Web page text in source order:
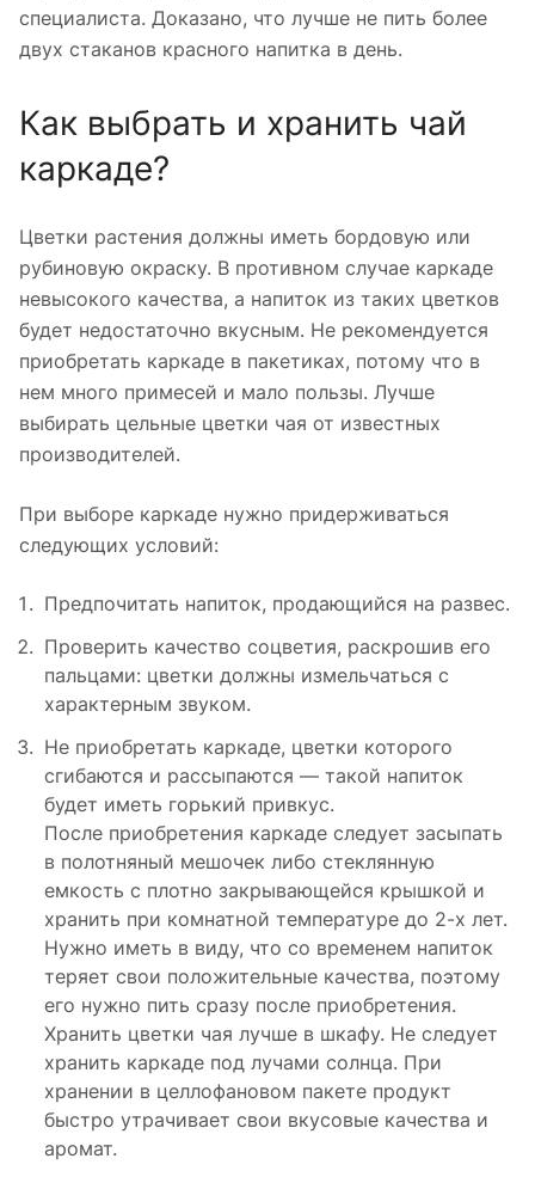
специалиста. Доказано, что лучше не пить более
двух стаканов красного напитка в день.
Как выбрать и хранить чай
каркаде?
Цветки растения должны иметь бордовую или
рубиновую окраску. В противном случае каркаде
невысокого качества, а напиток из таких цветков
будет недостаточно вкусным. Не рекомендуется
приобретать каркаде в пакетиках, потому что в
нем много примесей и мало пользы. Лучше
выбирать цельные цветки чая от известных
производителей.
При выборе каркаде нужно придерживаться
следующих условий:
Предпочитать напиток, продающийся на развес.
Проверить качество соцветия, раскрошив его
пальцами: цветки должны измельчаться с
характерным звуком.
Не приобретать каркаде, цветки которого
сгибаются и рассыпаются — такой напиток
будет иметь горький привкус.
После приобретения каркаде следует засыпать
в полотняный мешочек либо стеклянную
емкость с плотно закрывающейся крышкой и
хранить при комнатной температуре до 2-х лет.
Нужно иметь в виду, что со временем напиток
теряет свои положительные качества, поэтому
его нужно пить сразу после приобретения.
Хранить цветки чая лучше в шкафу. Не следует
хранить каркаде под лучами солнца. При
хранении в целлофановом пакете продукт
быстро утрачивает свои вкусовые качества и
аромат.